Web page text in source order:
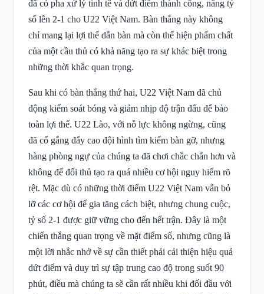
đã có pha xử lý tinh tế và dứt điểm thành công, nâng tỷ
số lên 2-1 cho U22 Việt Nam. Bàn thắng này không
chỉ mang lại lợi thế dẫn bàn mà còn thể hiện phẩm chất
của một cầu thủ có khả năng tạo ra sự khác biệt trong
những thời khắc quan trọng.
Sau khi có bàn thắng thứ hai, U22 Việt Nam đã chủ
động kiểm soát bóng và giảm nhịp độ trận đấu để bảo
toàn lợi thế. U22 Lào, với nỗ lực không ngừng, cũng
đã cố gắng đẩy cao đội hình tìm kiếm bàn gỡ, nhưng
hàng phòng ngự của chúng ta đã chơi chắc chắn hơn và
không để đối thủ tạo ra quá nhiều cơ hội nguy hiểm rõ
rệt. Mặc dù có những thời điểm U22 Việt Nam vẫn bỏ
lỡ các cơ hội để gia tăng cách biệt, nhưng chung cuộc,
tỷ số 2-1 được giữ vững cho đến hết trận. Đây là một
chiến thắng quan trọng về mặt điểm số, nhưng cũng là
một lời nhắc nhở về sự cần thiết phải cải thiện hiệu quả
dứt điểm và duy trì sự tập trung cao độ trong suốt 90
phút, điều mà chúng ta sẽ cần rất nhiều khi đối đầu với